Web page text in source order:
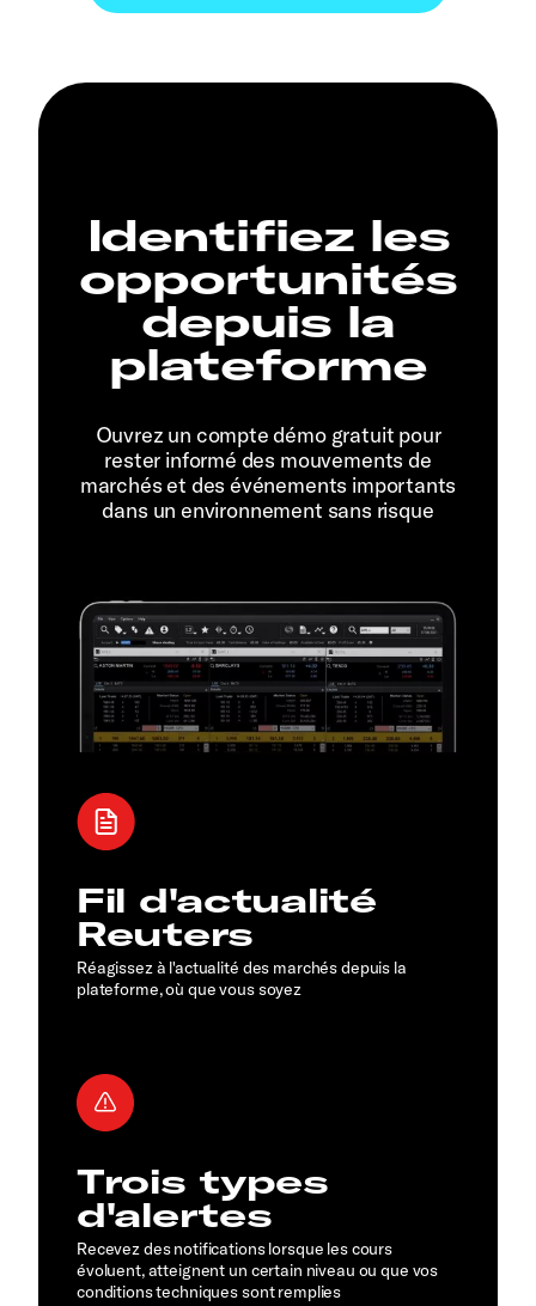
Identifiez les
opportunités
depuis la
plateforme
Ouvrez un compte démo gratuit pour
rester informé des mouvements de
marchés et des événements importants
dans un environnement sans risque
Fil d'actualité
Reuters
Réagissez à l'actualité des marchés depuis la
plateforme, où que vous soyez
Trois types
d'alertes
Recevez des notifications lorsque les cours
évoluent, atteignent un certain niveau ou que vos
conditions techniques sont remplies